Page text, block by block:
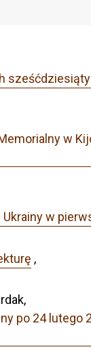
w
w
,
po 24 lutego